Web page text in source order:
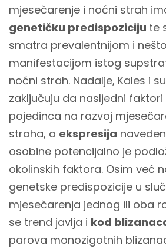
mjesečarenje i noćni strah
genetičku predispoziciju te
smatra prevalentnijom i
manifestacijom istog
noćni strah. Nadalje, Kales i
zaključuju da nasljedni
pojedinca na razvoj
straha, a ekspresija
osobine potencijalno je
okolinskih faktora. Osim već
genetske predispozicije u
mjesečarenja jednog ili oba
se trend javlja i kod
parova monozigotnih